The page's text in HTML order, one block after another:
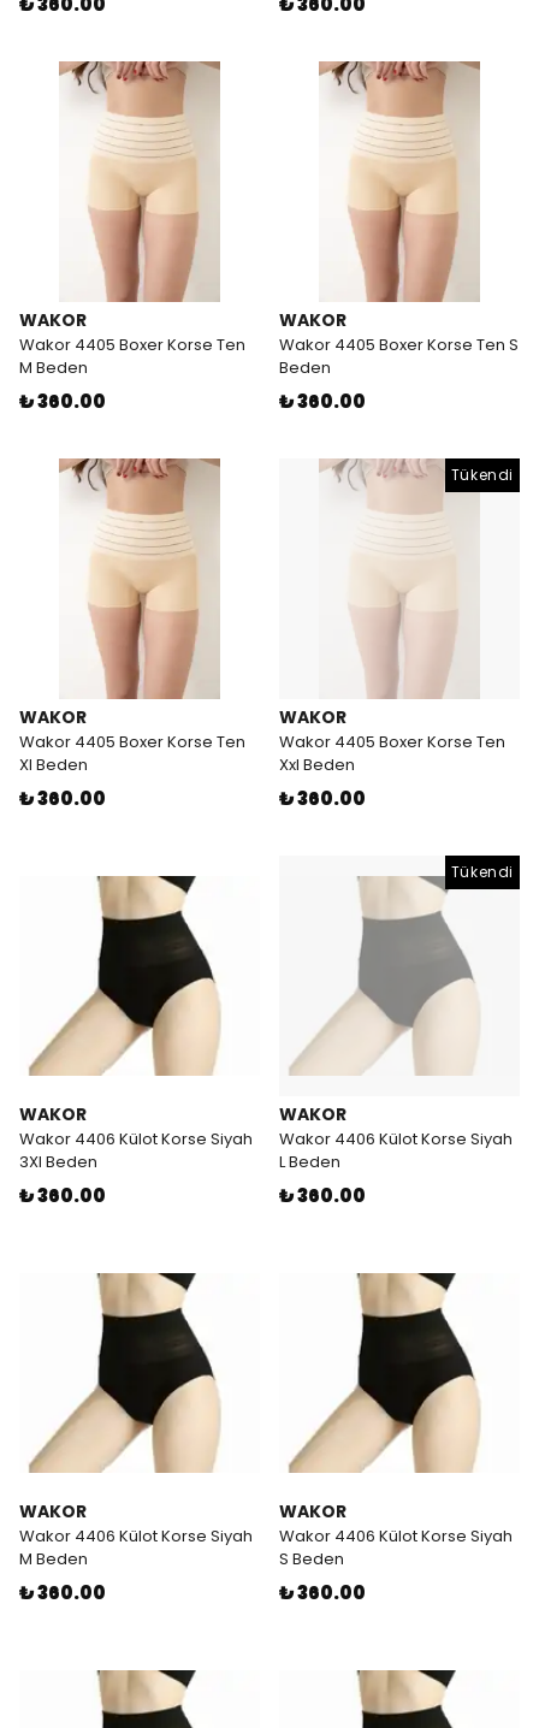
WAKOR
Wakor 4405 Boxer Korse Ten
M Beden
₺ 360.00
WAKOR
Wakor 4405 Boxer Korse Ten S
Beden
₺ 360.00
WAKOR
Wakor 4405 Boxer Korse Ten
Xl Beden
₺ 360.00
Tükendi
WAKOR
Wakor 4405 Boxer Korse Ten
Xxl Beden
₺ 360.00
WAKOR
Wakor 4406 Külot Korse Siyah
3Xl Beden
₺ 360.00
Tükendi
WAKOR
Wakor 4406 Külot Korse Siyah
L Beden
₺ 360.00
WAKOR
Wakor 4406 Külot Korse Siyah
M Beden
₺ 360.00
WAKOR
Wakor 4406 Külot Korse Siyah
S Beden
₺ 360.00